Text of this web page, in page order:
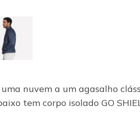
nuvem a um agasalho
tem corpo isolado GO